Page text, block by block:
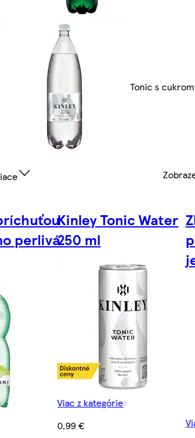
Tonic s cukrom
perlivá
Kinley Tonic Water
250 ml
Viac z kategórie
0,99 €